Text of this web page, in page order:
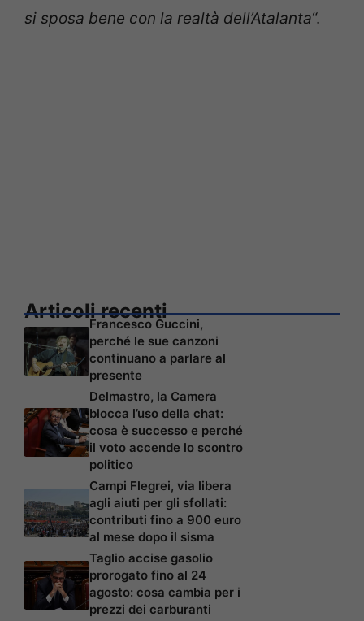
si sposa bene con la realtà dell’Atalanta“.
Articoli recenti
Francesco Guccini,
perché le sue canzoni
continuano a parlare al
presente
Delmastro, la Camera
blocca l’uso della chat:
cosa è successo e perché
il voto accende lo scontro
politico
Campi Flegrei, via libera
agli aiuti per gli sfollati:
contributi fino a 900 euro
al mese dopo il sisma
Taglio accise gasolio
prorogato fino al 24
agosto: cosa cambia per i
prezzi dei carburanti